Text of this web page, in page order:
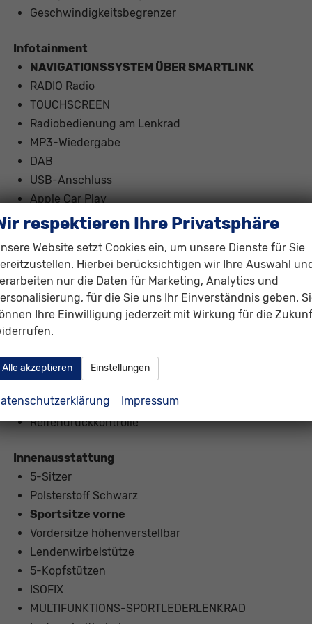
Geschwindigkeitsbegrenzer
Infotainment
NAVIGATIONSSYSTEM ÜBER SMARTLINK
RADIO Radio
TOUCHSCREEN
Radiobedienung am Lenkrad
MP3-Wiedergabe
DAB
USB-Anschluss
Apple Car Play
Android Auto
Freisprecheinrichtung
Bluetooth
Sprachsteuerung
Sicherheit
6x Airbag
ABS (Antiblockiersystem)
ESP (Elektronisches Stabilitäts-Programm)
el. Wegfahrsperre
Reifendruckkontrolle
Innenausstattung
5-Sitzer
Polsterstoff Schwarz
Sportsitze vorne
Vordersitze höhenverstellbar
Lendenwirbelstütze
5-Kopfstützen
ISOFIX
MULTIFUNKTIONS-SPORTLEDERLENKRAD
respektieren Ihre Privatsphäre
Website setzt Cookies ein, um unsere Dienste für Sie
Hierbei berücksichtigen wir Ihre Auswahl
nur die Daten für Marketing, Analytics und
für die Sie uns Ihr Einverständnis geben.
Ihre Einwilligung jederzeit mit Wirkung für die
Alle akzeptieren Einstellungen
Impressum